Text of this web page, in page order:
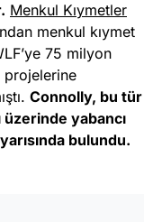
Menkul Kıymetler
menkul kıymet
75 milyon
projelerine
Connolly, bu tür
üzerinde yabancı
bulundu.